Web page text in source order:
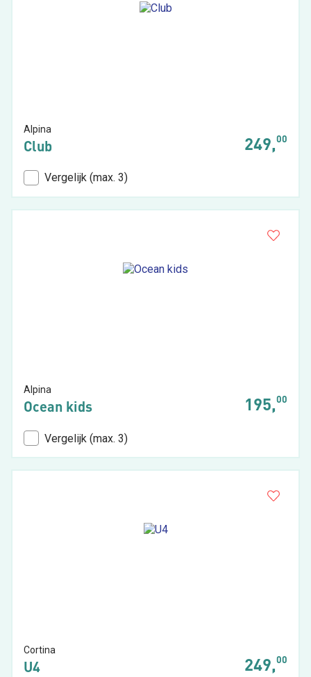
Alpina
Club 249,00
Vergelijk (max. 3)
Alpina
Ocean kids 195,00
Vergelijk (max. 3)
Cortina
U4 249,00